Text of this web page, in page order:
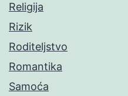
Religija
Rizik
Roditeljstvo
Romantika
Samoća